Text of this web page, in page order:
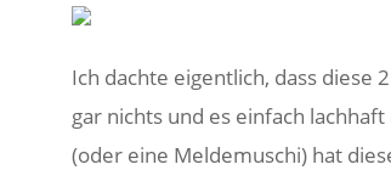
Ich dachte eigentlich, dass diese
gar nichts und es einfach
(oder eine Meldemuschi) hat